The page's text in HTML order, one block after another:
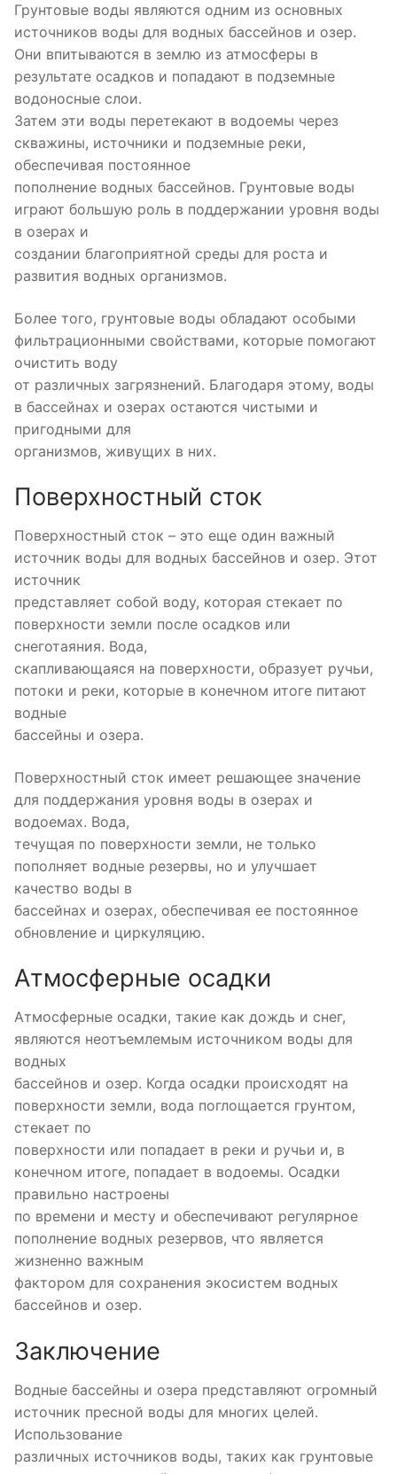
Грунтовые воды являются одним из основных
источников воды для водных бассейнов и озер.
Они впитываются в землю из атмосферы в
результате осадков и попадают в подземные
водоносные слои.
Затем эти воды перетекают в водоемы через
скважины, источники и подземные реки,
обеспечивая постоянное
пополнение водных бассейнов. Грунтовые воды
играют большую роль в поддержании уровня воды
в озерах и
создании благоприятной среды для роста и
развития водных организмов.
Более того, грунтовые воды обладают особыми
фильтрационными свойствами, которые помогают
очистить воду
от различных загрязнений. Благодаря этому, воды
в бассейнах и озерах остаются чистыми и
пригодными для
организмов, живущих в них.
Поверхностный сток
Поверхностный сток – это еще один важный
источник воды для водных бассейнов и озер. Этот
источник
представляет собой воду, которая стекает по
поверхности земли после осадков или
снеготаяния. Вода,
скапливающаяся на поверхности, образует ручьи,
потоки и реки, которые в конечном итоге питают
водные
бассейны и озера.
Поверхностный сток имеет решающее значение
для поддержания уровня воды в озерах и
водоемах. Вода,
течущая по поверхности земли, не только
пополняет водные резервы, но и улучшает
качество воды в
бассейнах и озерах, обеспечивая ее постоянное
обновление и циркуляцию.
Атмосферные осадки
Атмосферные осадки, такие как дождь и снег,
являются неотъемлемым источником воды для
водных
бассейнов и озер. Когда осадки происходят на
поверхности земли, вода поглощается грунтом,
стекает по
поверхности или попадает в реки и ручьи и, в
конечном итоге, попадает в водоемы. Осадки
правильно настроены
по времени и месту и обеспечивают регулярное
пополнение водных резервов, что является
жизненно важным
фактором для сохранения экосистем водных
бассейнов и озер.
Заключение
Водные бассейны и озера представляют огромный
источник пресной воды для многих целей.
Использование
различных источников воды, таких как грунтовые